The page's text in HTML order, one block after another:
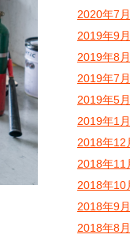
2020年7月
2019年9月
2019年8月
2019年7月
2019年5月
2019年1月
2018年12
2018年11
2018年10
2018年9月
2018年8月